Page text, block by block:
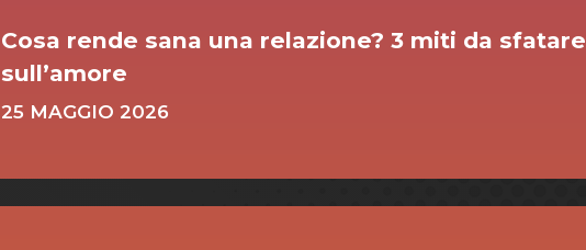
Cosa rende sana una relazione? 3 miti da sfatare
sull’amore
25 MAGGIO 2026